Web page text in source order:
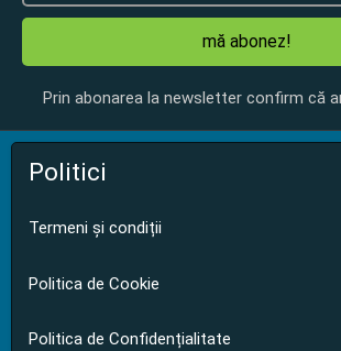
mă abonez!
Prin abonarea la newsletter confirm că
Politici
Termeni și condiții
Politica de Cookie
Politica de Confidențialitate